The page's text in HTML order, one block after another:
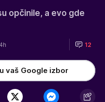
opčinile, a evo gde
12
vaš Google izbor